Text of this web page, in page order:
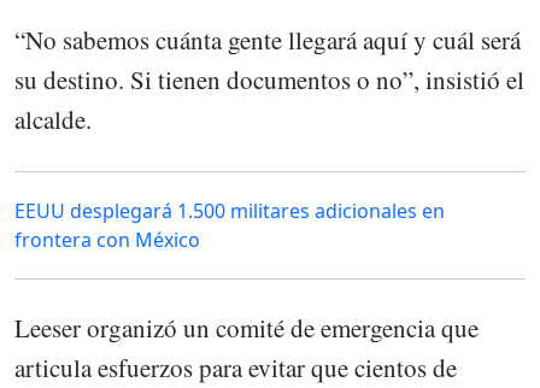
“No sabemos cuánta gente llegará aquí y cuál será
su destino. Si tienen documentos o no”, insistió el
alcalde.
EEUU desplegará 1.500 militares adicionales en
frontera con México
Leeser organizó un comité de emergencia que
articula esfuerzos para evitar que cientos de